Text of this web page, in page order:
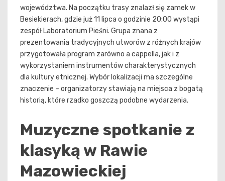
województwa. Na początku trasy znalazł się zamek w
Besiekierach, gdzie już 11 lipca o godzinie 20:00 wystąpi
zespół Laboratorium Pieśni. Grupa znana z
prezentowania tradycyjnych utworów z różnych krajów
przygotowała program zarówno a cappella, jak i z
wykorzystaniem instrumentów charakterystycznych
dla kultury etnicznej. Wybór lokalizacji ma szczególne
znaczenie – organizatorzy stawiają na miejsca z bogatą
historią, które rzadko goszczą podobne wydarzenia.
Muzyczne spotkanie z
klasyką w Rawie
Mazowieckiej